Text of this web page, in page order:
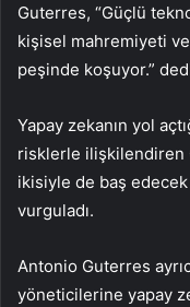
Guterres, “Güçlü
kişisel mahremiyeti
peşinde koşuyor.”
Yapay zekanın yol
risklerle ilişkilendiren
ikisiyle de baş edecek
vurguladı.
Antonio Guterres
yöneticilerine yapay